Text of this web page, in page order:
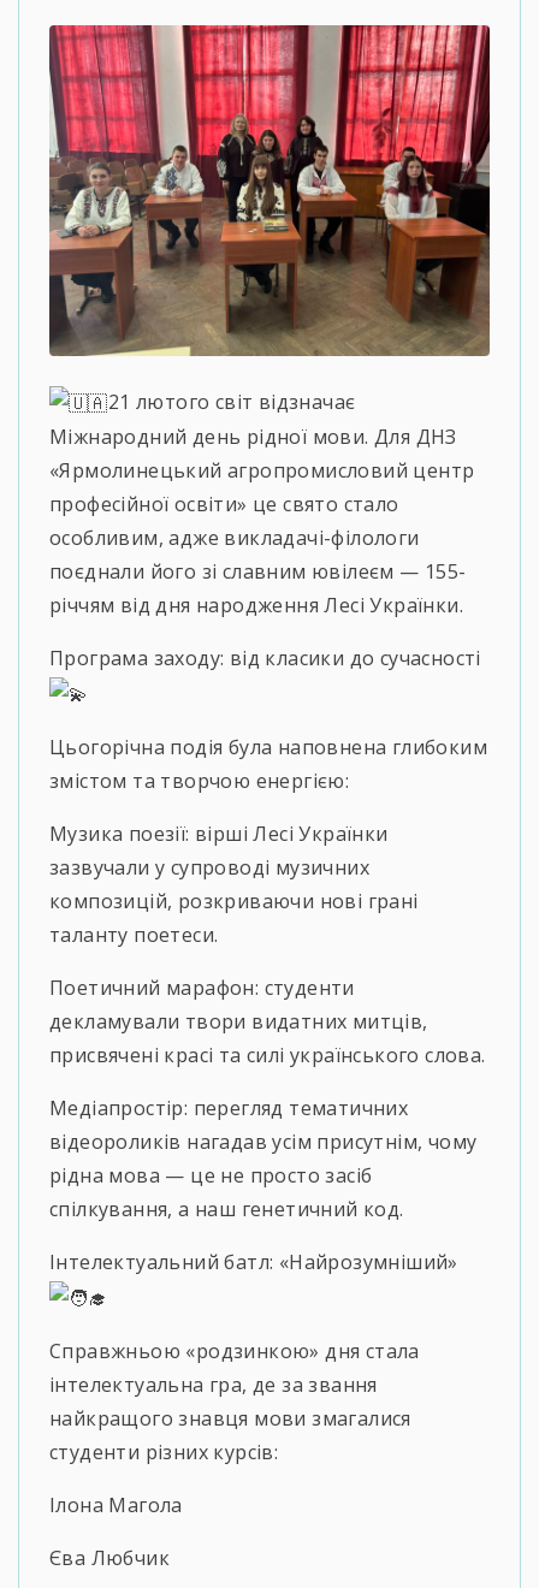
21 лютого світ відзначає
Міжнародний день рідної мови. Для ДНЗ
«Ярмолинецький агропромисловий центр
професійної освіти» це свято стало
особливим, адже викладачі-філологи
поєднали його зі славним ювілеєм — 155-
річчям від дня народження Лесі Українки.
Програма заходу: від класики до сучасності
Цьогорічна подія була наповнена глибоким
змістом та творчою енергією:
Музика поезії: вірші Лесі Українки
зазвучали у супроводі музичних
композицій, розкриваючи нові грані
таланту поетеси.
Поетичний марафон: студенти
декламували твори видатних митців,
присвячені красі та силі українського слова.
Медіапростір: перегляд тематичних
відеороликів нагадав усім присутнім, чому
рідна мова — це не просто засіб
спілкування, а наш генетичний код.
Інтелектуальний батл: «Найрозумніший»
Справжньою «родзинкою» дня стала
інтелектуальна гра, де за звання
найкращого знавця мови змагалися
студенти різних курсів:
Ілона Магола
Єва Любчик